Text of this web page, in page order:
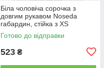
Біла чоловіча сорочка з
довгим рукавом Noseda
габардин, стійка з XS
Готово до відправки
523 ₴